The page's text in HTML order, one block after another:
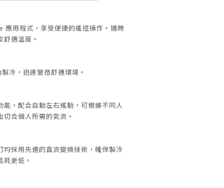
用程式，享受便捷的遙控操作。隨時
適溫度。
冷，迅速營造舒適環境。
能，配合自動左右搖動，可根據不同人
合個人所需的氣流。
均採用先進的直流變頻技術，確保製冷
更低。